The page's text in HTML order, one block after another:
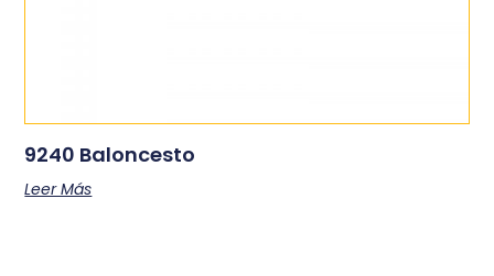
9240 Baloncesto
Leer Más